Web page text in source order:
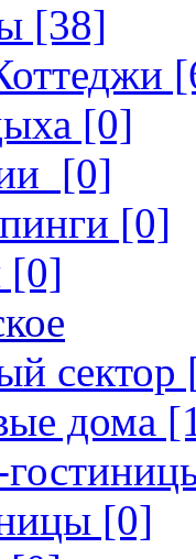
[38]
[0]
[0]
[0]
[0]
сектор
дома
[0]